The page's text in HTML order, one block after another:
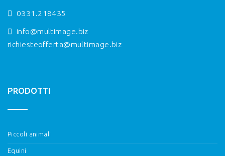
0331.218435
info@multimage.biz
richiesteofferta@multimage.biz
PRODOTTI
Piccoli animali
Equini